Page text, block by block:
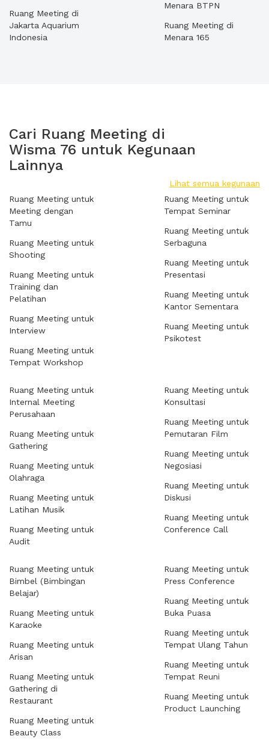
Ruang Meeting di
Jakarta Aquarium
Indonesia
Menara BTPN
Ruang Meeting di
Menara 165
Cari Ruang Meeting di
Wisma 76 untuk Kegunaan
Lainnya
Lihat semua kegunaan
Ruang Meeting untuk
Meeting dengan
Tamu
Ruang Meeting untuk
Shooting
Ruang Meeting untuk
Training dan
Pelatihan
Ruang Meeting untuk
Interview
Ruang Meeting untuk
Tempat Workshop
Ruang Meeting untuk
Tempat Seminar
Ruang Meeting untuk
Serbaguna
Ruang Meeting untuk
Presentasi
Ruang Meeting untuk
Kantor Sementara
Ruang Meeting untuk
Psikotest
Ruang Meeting untuk
Internal Meeting
Perusahaan
Ruang Meeting untuk
Gathering
Ruang Meeting untuk
Olahraga
Ruang Meeting untuk
Latihan Musik
Ruang Meeting untuk
Audit
Ruang Meeting untuk
Konsultasi
Ruang Meeting untuk
Pemutaran Film
Ruang Meeting untuk
Negosiasi
Ruang Meeting untuk
Diskusi
Ruang Meeting untuk
Conference Call
Ruang Meeting untuk
Bimbel (Bimbingan
Belajar)
Ruang Meeting untuk
Karaoke
Ruang Meeting untuk
Arisan
Ruang Meeting untuk
Gathering di
Restaurant
Ruang Meeting untuk
Beauty Class
Ruang Meeting untuk
Press Conference
Ruang Meeting untuk
Buka Puasa
Ruang Meeting untuk
Tempat Ulang Tahun
Ruang Meeting untuk
Tempat Reuni
Ruang Meeting untuk
Product Launching